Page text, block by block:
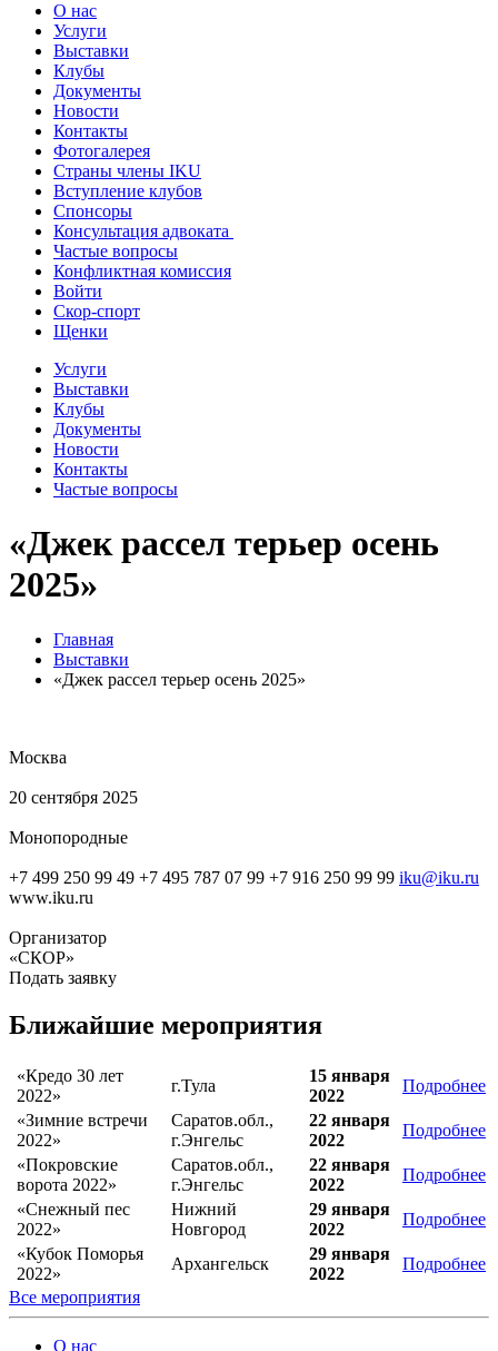
О нас
Услуги
Выставки
Клубы
Документы
Новости
Контакты
Фотогалерея
Страны члены IKU
Вступление клубов​
Спонсоры
Консультация адвоката ​
Частые вопросы
Конфликтная комиссия
Войти
Скор-спорт
Щенки
Услуги
Выставки
Клубы
Документы
Новости
Контакты
Частые вопросы
«Джек рассел терьер осень
2025»
Главная
Выставки
«Джек рассел терьер осень 2025»
Москва
20 сентября 2025
Монопородные
+7 499 250 99 49 +7 495 787 07 99 +7 916 250 99 99 iku@iku.ru
www.iku.ru
Организатор
«СКОР»
Подать заявку
Ближайшие мероприятия
«Кредо 30 лет
2022»
г.Тула
15 января
2022
Подробнее
«Зимние встречи
2022»
Саратов.обл.,
г.Энгельс
22 января
2022
Подробнее
«Покровские
ворота 2022»
Саратов.обл.,
г.Энгельс
22 января
2022
Подробнее
«Снежный пес
2022»
Нижний
Новгород
29 января
2022
Подробнее
«Кубок Поморья
2022»
Архангельск
29 января
2022
Подробнее
Все мероприятия
О нас